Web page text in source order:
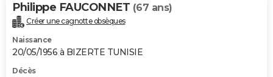
Philippe FAUCONNET (67 ans)
Créer une cagnotte obsèques
Naissance
20/05/1956 à BIZERTE TUNISIE
Décès